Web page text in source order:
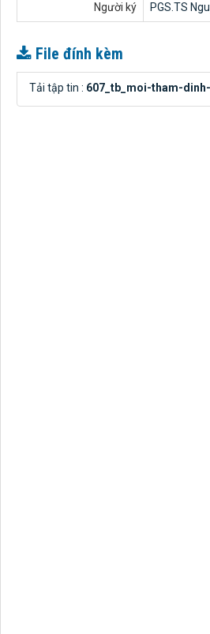
Người ký PGS.TS
File đính kèm
Tải tập tin : 607_tb_moi-tham-